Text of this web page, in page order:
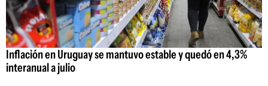
Inflación en Uruguay se mantuvo estable y quedó en 4,3%
interanual a julio